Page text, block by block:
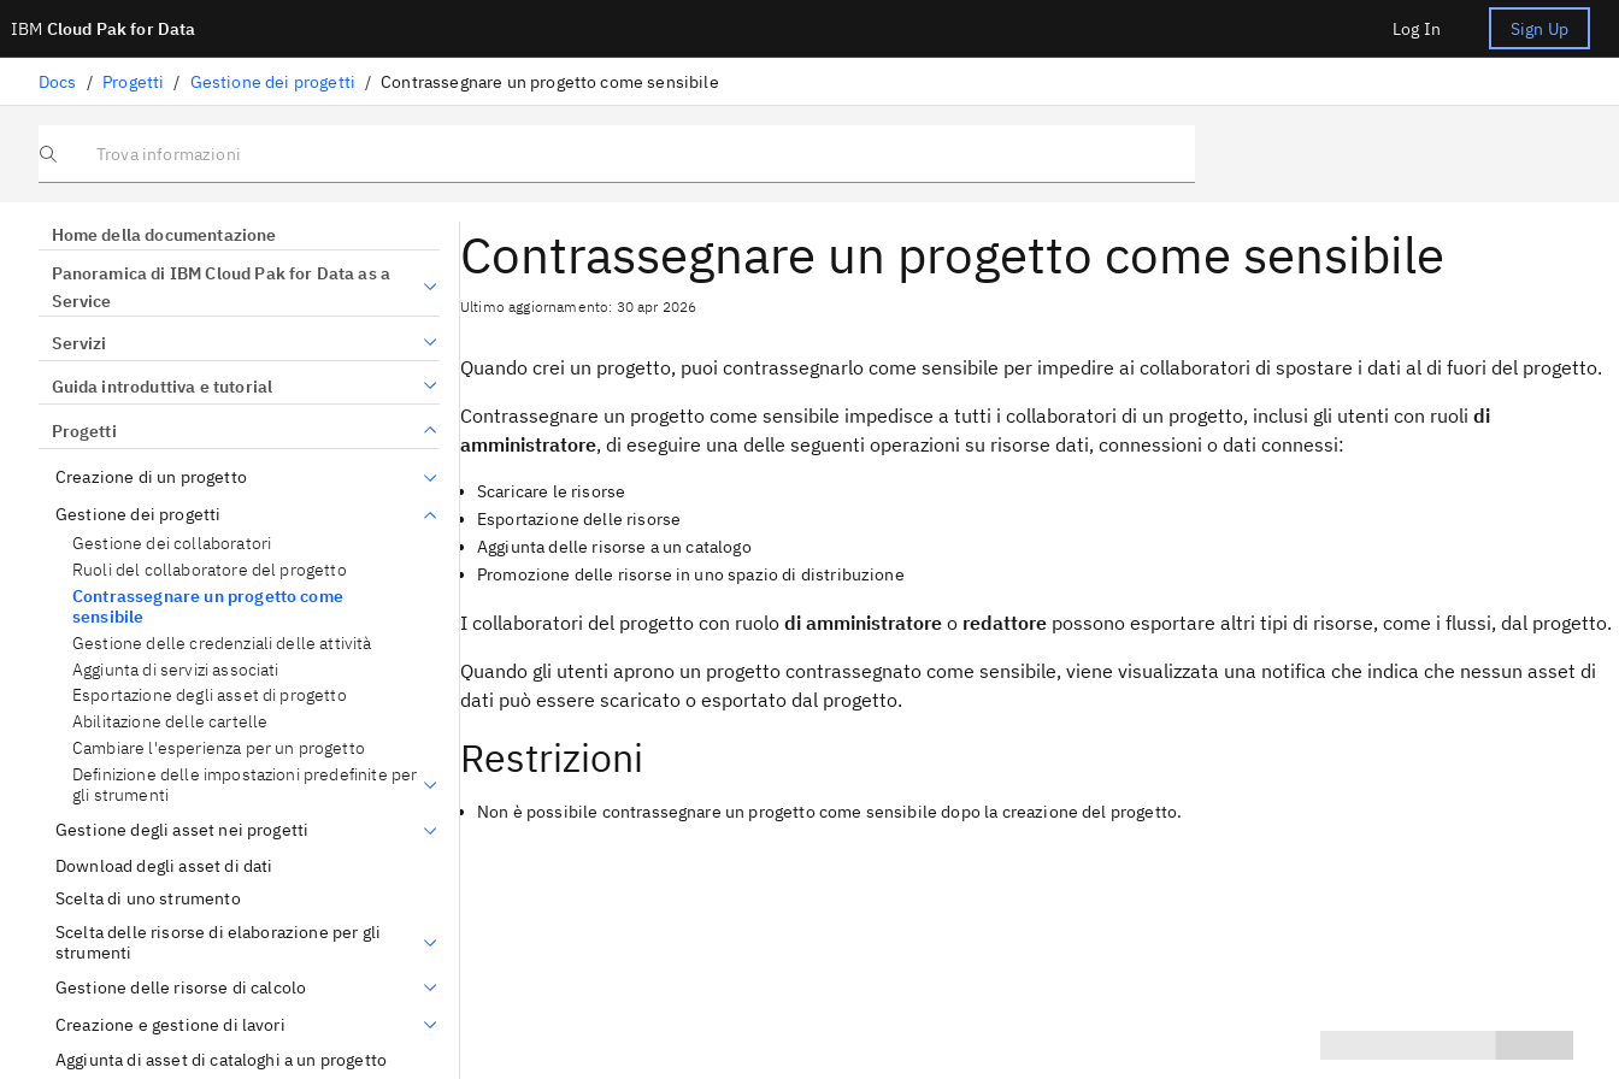
IBM Cloud Pak for Data Log In Sign Up
Docs / Progetti / Gestione dei progetti / Contrassegnare un progetto come sensibile
Trova informazioni
Home della documentazione
Panoramica di IBM Cloud Pak for Data as a
Service
Servizi
Guida introduttiva e tutorial
Progetti
Creazione di un progetto
Gestione dei progetti
Gestione dei collaboratori
Ruoli del collaboratore del progetto
Contrassegnare un progetto come
sensibile
Gestione delle credenziali delle attività
Aggiunta di servizi associati
Esportazione degli asset di progetto
Abilitazione delle cartelle
Cambiare l'esperienza per un progetto
Definizione delle impostazioni predefinite per
gli strumenti
Gestione degli asset nei progetti
Download degli asset di dati
Scelta di uno strumento
Scelta delle risorse di elaborazione per gli
strumenti
Gestione delle risorse di calcolo
Creazione e gestione di lavori
Aggiunta di asset di cataloghi a un progetto
Contrassegnare un progetto come sensibile
Ultimo aggiornamento: 30 apr 2026
Quando crei un progetto, puoi contrassegnarlo come sensibile per impedire ai collaboratori di spostare i dati al di fuori del progetto.
Contrassegnare un progetto come sensibile impedisce a tutti i collaboratori di un progetto, inclusi gli utenti con ruoli di
amministratore, di eseguire una delle seguenti operazioni su risorse dati, connessioni o dati connessi:
Scaricare le risorse
Esportazione delle risorse
Aggiunta delle risorse a un catalogo
Promozione delle risorse in uno spazio di distribuzione
I collaboratori del progetto con ruolo di amministratore o redattore possono esportare altri tipi di risorse, come i flussi, dal progetto.
Quando gli utenti aprono un progetto contrassegnato come sensibile, viene visualizzata una notifica che indica che nessun asset di
dati può essere scaricato o esportato dal progetto.
Restrizioni
Non è possibile contrassegnare un progetto come sensibile dopo la creazione del progetto.